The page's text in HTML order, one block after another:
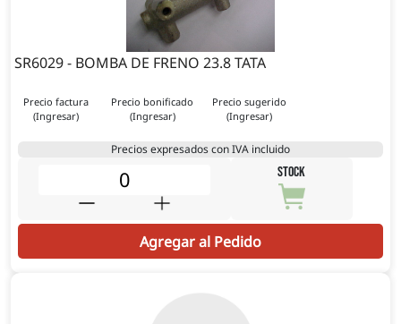
SR6029 - BOMBA DE FRENO 23.8 TATA
Precio factura
(Ingresar)
Precio bonificado
(Ingresar)
Precio sugerido
(Ingresar)
Precios expresados con IVA incluido
STOCK
Agregar al Pedido